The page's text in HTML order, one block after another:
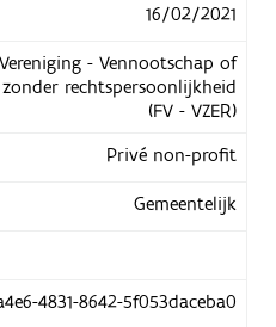
16/02/2021
- Vennootschap of
rechtspersoonlijkheid
(FV - VZER)
Privé non-profit
Gemeentelijk
4831-8642-5f053daceba0